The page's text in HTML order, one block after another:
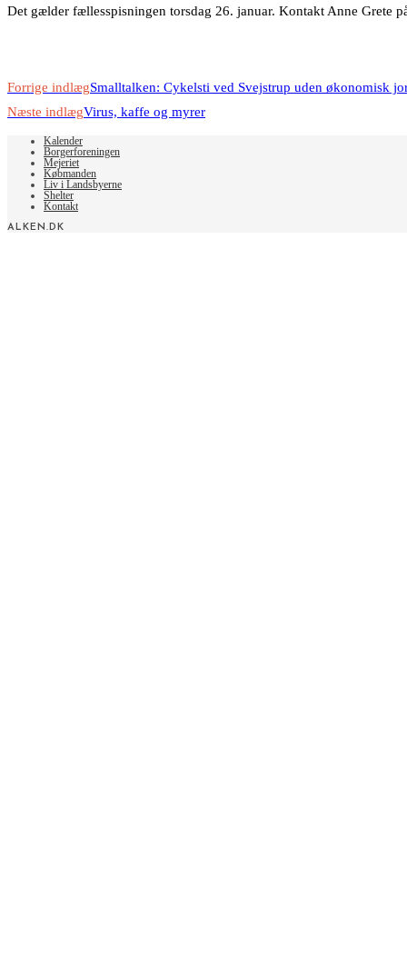
Det gælder fællesspisningen torsdag 26. januar. Kontakt Anne Grete
Read
more
articles
Forrige indlægSmalltalken: Cykelsti ved Svejstrup uden økonomisk
Næste indlægVirus, kaffe og myrer
Kalender
Borgerforeningen
Mejeriet
Købmanden
Liv i Landsbyerne
Shelter
Kontakt
ALKEN.DK